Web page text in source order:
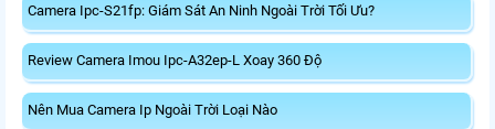
Camera Ipc-S21fp: Giám Sát An Ninh Ngoài Trời Tối Ưu?
Review Camera Imou Ipc-A32ep-L Xoay 360 Độ
Nên Mua Camera Ip Ngoài Trời Loại Nào